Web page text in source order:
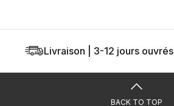
Livraison | 3-12 jours ouvrés
BACK TO TOP